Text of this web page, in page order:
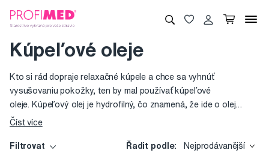
Kúpeľové oleje
Kto si rád dopraje relaxačné kúpele a chce sa vyhnúť
vysušovaniu pokožky, ten by mal používať kúpeľové
oleje. Kúpeľový olej je hydrofilný, čo znamená, že ide o olej
spojiteľný s vodou. Po zmiešaní s vodou tak vznikne príjemná
s prídavkom esenciálnych olejov majú navyše aj
Číst více
Filtrovat Řadit podle: Nejprodávanější